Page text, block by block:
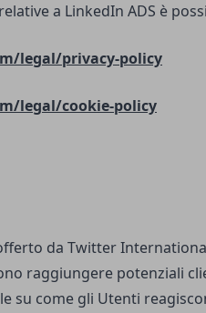
a LinkedIn ADS è
legal/privacy-policy
legal/cookie-policy
da Twitter
raggiungere potenziali
su come gli Utenti